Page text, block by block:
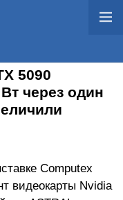
5090
через один
Computex
видеокарты Nvidia